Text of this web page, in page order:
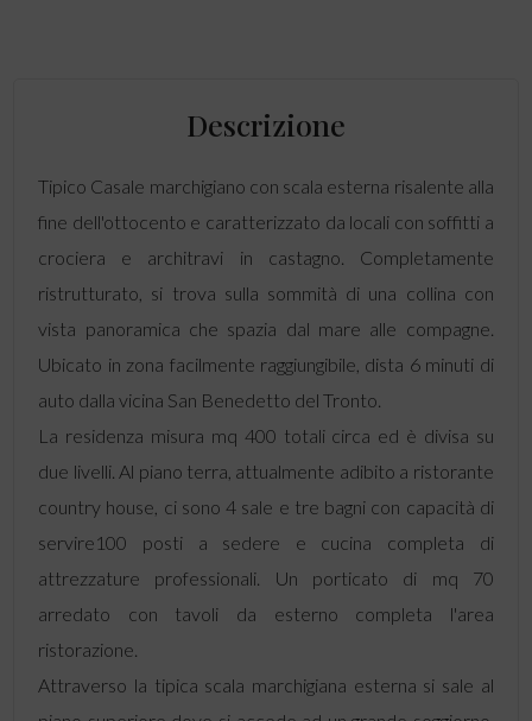
Descrizione
Tipico Casale marchigiano con scala esterna risalente alla
fine dell'ottocento e caratterizzato da locali con soffitti a
crociera e architravi in castagno. Completamente
ristrutturato, si trova sulla sommità di una collina con
vista panoramica che spazia dal mare alle compagne.
Ubicato in zona facilmente raggiungibile, dista 6 minuti di
auto dalla vicina San Benedetto del Tronto.
La residenza misura mq 400 totali circa ed è divisa su
due livelli. Al piano terra, attualmente adibito a ristorante
country house, ci sono 4 sale e tre bagni con capacità di
servire100 posti a sedere e cucina completa di
attrezzature professionali. Un porticato di mq 70
arredato con tavoli da esterno completa l'area
ristorazione.
Attraverso la tipica scala marchigiana esterna si sale al